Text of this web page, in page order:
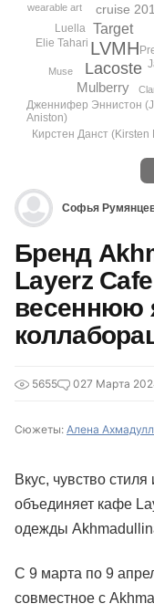
LVMH
Lacoste
Target
Mulberry
cruise
Дженнифер Эннистон
Aniston)
Кирстен Данст (Kirsten
Elie Tahari
Luella
Muse
wearable art
Софья
Бренд
Layerz
весеннюю
5655 027 Марта
Сюжеты: Алена
Вкус, чувство
объединяет кафе
одежды
С 9 марта по 9
совместное с